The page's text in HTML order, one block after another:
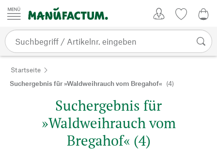
Zum Inhalt springen
Startseite
Suchergebnis für »Waldweihrauch vom Bregahof« (4)
Suchergebnis für
»Waldweihrauch vom
Bregahof« (4)